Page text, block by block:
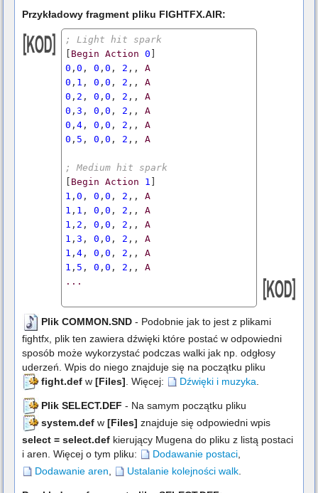
Przykładowy fragment pliku FIGHTFX.AIR:
; Light hit spark
Begin Action 0
0 , 0 , 0 , 0 , 2 ,, A
0 , 1 , 0 , 0 , 2 ,, A
0 , 2 , 0 , 0 , 2 ,, A
0 , 3 , 0 , 0 , 2 ,, A
0 , 4 , 0 , 0 , 2 ,, A
0 , 5 , 0 , 0 , 2 ,, A
; Medium hit spark
Begin Action 1
1 , 0 , 0 , 0 , 2 ,, A
1 , 1 , 0 , 0 , 2 ,, A
1 , 2 , 0 , 0 , 2 ,, A
1 , 3 , 0 , 0 , 2 ,, A
1 , 4 , 0 , 0 , 2 ,, A
1 , 5 , 0 , 0 , 2 ,, A
...
Plik COMMON.SND - Podobnie jak to jest z plikami
fightfx, plik ten zawiera dźwięki które postać w odpowiedni
sposób może wykorzystać podczas walki jak np. odgłosy
uderzeń. Wpis do niego znajduje się na początku pliku
fight.def w [Files]. Więcej: Dźwięki i muzyka.
Plik SELECT.DEF - Na samym początku pliku
system.def w [Files] znajduje się odpowiedni wpis
select = select.def kierujący Mugena do pliku z listą postaci
i aren. Więcej o tym pliku:
Dodawanie postaci,
Dodawanie aren, Ustalanie kolejności walk.